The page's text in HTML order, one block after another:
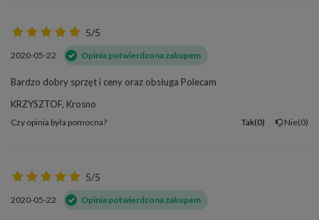
5/5
2020-05-22 Opinia potwierdzona zakupem
Bardzo dobry sprzęt i ceny oraz obsługa Polecam
KRZYSZTOF, Krosno
Czy opinia była pomocna? Tak 0 Nie 0
5/5
2020-05-22 Opinia potwierdzona zakupem